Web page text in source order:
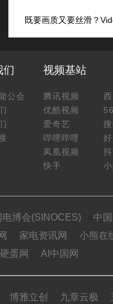
既要画质又要丝滑？
们
公会
视频基站
腾讯视频
优酷视频
爱奇艺
哔哩哔哩
凤凰视频
快手
电博会(SINOCES) 中
家电资讯网 小熊在
硬蛋网 AI中国网
博雅立创 九章云极